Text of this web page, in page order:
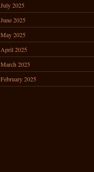
July 2025
June 2025
May 2025
April 2025
March 2025
February 2025